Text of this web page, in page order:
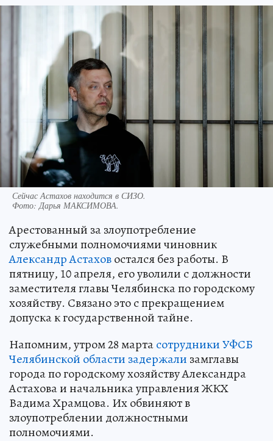
Сейчас Астахов находится в СИЗО.
Фото: Дарья МАКСИМОВА.
Арестованный за злоупотребление
служебными полномочиями чиновник
Александр Астаховостался без работы. В
пятницу, 10 апреля, его уволили с должности
заместителя главы Челябинска по городскому
хозяйству. Связано это с прекращением
допуска к государственной тайне.
Напомним, утром 28 мартасотрудники УФСБ
Челябинской области задержали замглавы
города по городскому хозяйству Александра
Астахова и начальника управления ЖКХ
Вадима Храмцова. Их обвиняют в
злоупотреблении должностными
полномочиями.